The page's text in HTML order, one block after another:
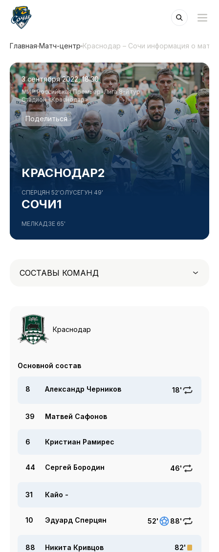
Главная Матч-центр Краснодар – Сочи информация о матче
3 сентября 2022, 18:30
МИР Российская Премьер-Лига 8-й тур
Стадион «Краснодар»
Поделиться
КРАСНОДАР2
СПЕРЦЯН 52'ОЛУСЕГУН 49'
СОЧИ1
МЕЛКАДЗЕ 65'
СОСТАВЫ КОМАНД
Краснодар
Основной состав
8 Александр Черников 18'
39 Матвей Сафонов
6 Кристиан Рамирес
44 Сергей Бородин 46'
31 Кайо -
10 Эдуард Сперцян 52' 88'
88 Никита Кривцов 82'